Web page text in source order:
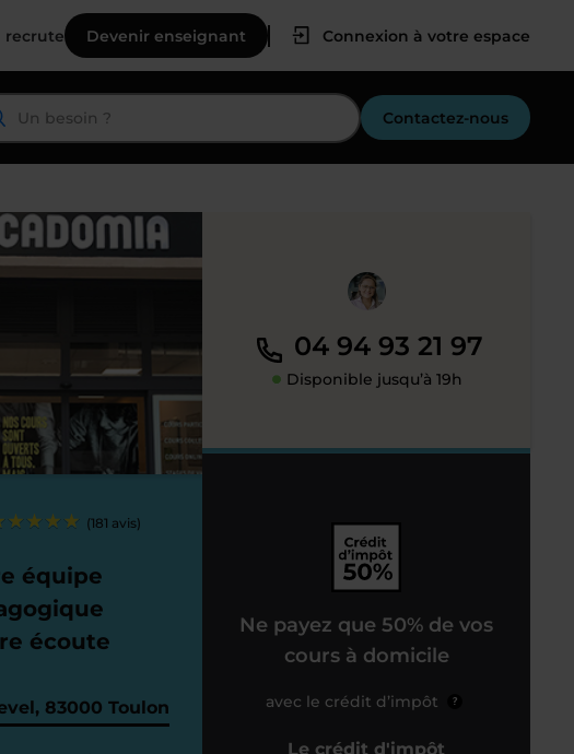
recrute Devenir enseignant Connexion à votre espace
Contactez-nous
(181 avis)
équipe
écoute
83000 Toulon
04 94 93 21 97
Disponible jusqu’à 19h
Ne payez que 50% de vos
cours à domicile
avec le crédit d’impôt ?
Le crédit d'impôt